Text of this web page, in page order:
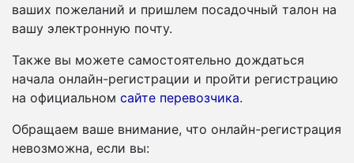
ваших пожеланий и пришлем посадочный талон на
вашу электронную почту.
Также вы можете самостоятельно дождаться
начала онлайн-регистрации и пройти регистрацию
на официальном сайте перевозчика.
Обращаем ваше внимание, что онлайн-регистрация
невозможна, если вы: